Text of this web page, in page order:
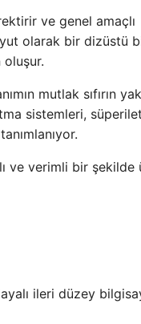
ve genel amaçlı
olarak bir dizüstü
mutlak sıfırın
sistemleri,
ve verimli bir şekilde
ileri düzey